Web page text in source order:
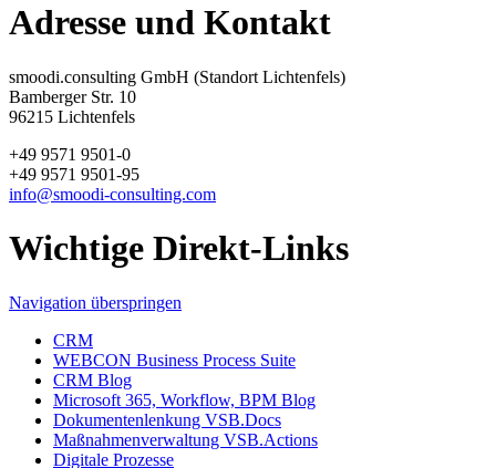
Adresse und Kontakt
smoodi.consulting GmbH (Standort Lichtenfels)
Bamberger Str. 10
96215 Lichtenfels
+49 9571 9501-0
+49 9571 9501-95
info@smoodi-consulting.com
Wichtige Direkt-Links
Navigation überspringen
CRM
WEBCON Business Process Suite
CRM Blog
Microsoft 365, Workflow, BPM Blog
Dokumentenlenkung VSB.Docs
Maßnahmenverwaltung VSB.Actions
Digitale Prozesse